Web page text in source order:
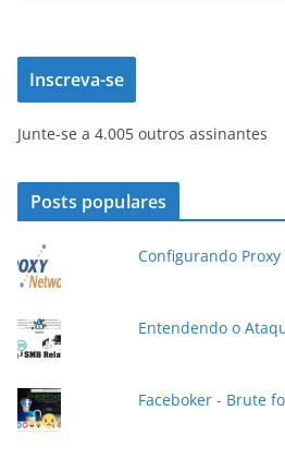
e
e
ç
d
-
a
i
Inscreva-se
Junte-se a 4.005 outros assinantes
Posts populares
Configurando
Entendendo o
Faceboker - Brute